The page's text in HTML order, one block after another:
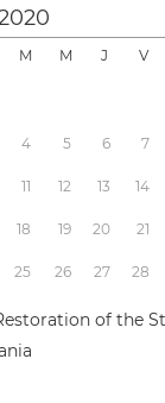
M M J V
4 5 6 7
11 12 13 14
18 19 20 21
25 26 27 28
of the